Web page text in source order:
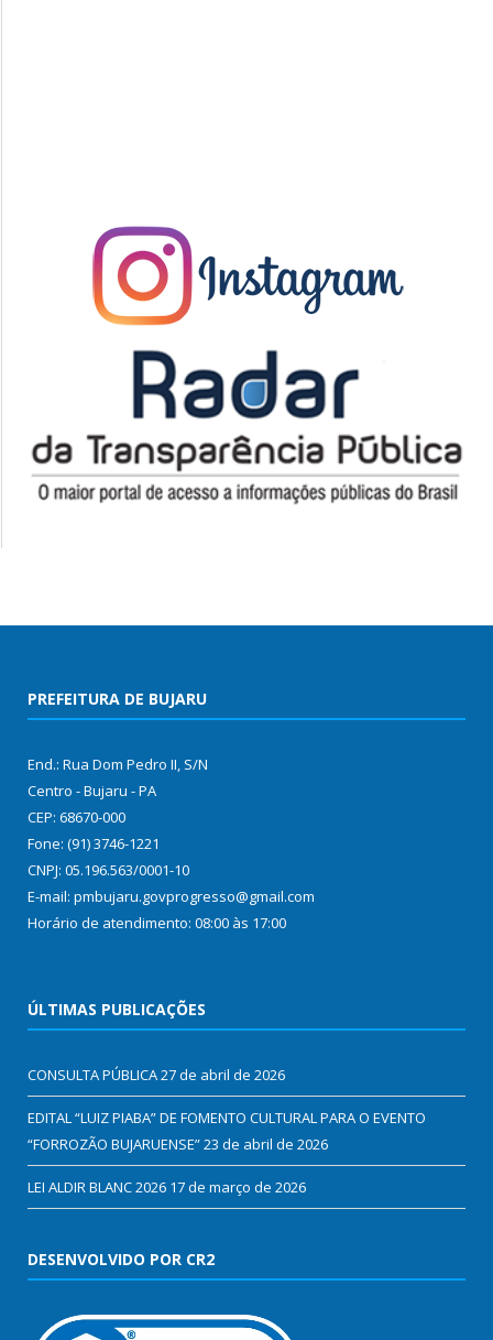
PREFEITURA DE BUJARU
End.: Rua Dom Pedro II, S/N
Centro - Bujaru - PA
CEP: 68670-000
Fone: (91) 3746-1221
CNPJ: 05.196.563/0001-10
E-mail: pmbujaru.govprogresso@gmail.com
Horário de atendimento: 08:00 às 17:00
ÚLTIMAS PUBLICAÇÕES
CONSULTA PÚBLICA27 de abril de 2026
EDITAL “LUIZ PIABA” DE FOMENTO CULTURAL PARA O EVENTO
“FORROZÃO BUJARUENSE”23 de abril de 2026
LEI ALDIR BLANC 2026 17 de março de 2026
DESENVOLVIDO POR CR2